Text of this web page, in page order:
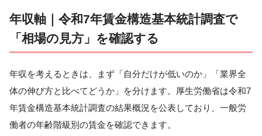
年収軸｜令和7年賃金構造基本統計調査で
「相場の見方」を確認する
年収を考えるときは、まず「自分だけが低いのか」「業界全
体の伸び方と比べてどうか」を分けます。厚生労働省は令和7
年賃金構造基本統計調査の結果概況を公表しており、一般労
働者の年齢階級別の賃金を確認できます。